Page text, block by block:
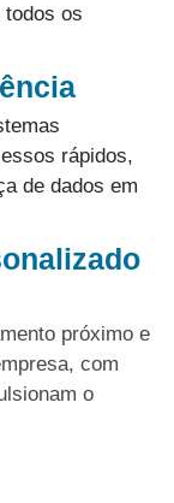
os
rápidos,
de dados em
próximo e
com
o